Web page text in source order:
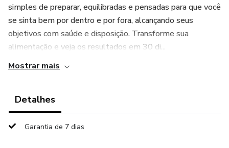
simples de preparar, equilibradas e pensadas para que você
se sinta bem por dentro e por fora, alcançando seus
objetivos com saúde e disposição. Transforme sua
alimentação e veja os resultados em 30 di...
Mostrar mais
Detalhes
Garantia de 7 dias